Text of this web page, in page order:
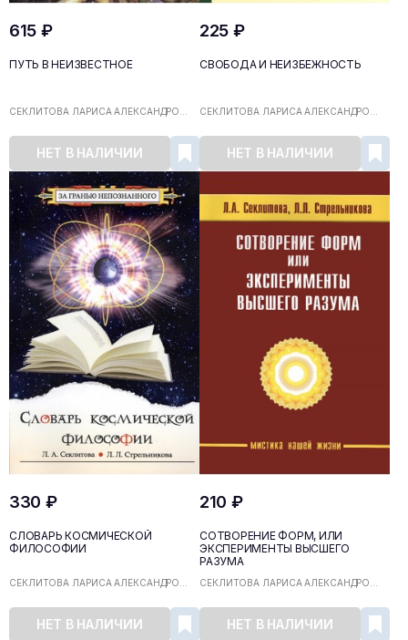
615 ₽
ПУТЬ В НЕИЗВЕСТНОЕ
СЕКЛИТОВА ЛАРИСА АЛЕКСАНДРО...
НЕТ В НАЛИЧИИ
225 ₽
СВОБОДА И НЕИЗБЕЖНОСТЬ
СЕКЛИТОВА ЛАРИСА АЛЕКСАНДРО...
НЕТ В НАЛИЧИИ
330 ₽
СЛОВАРЬ КОСМИЧЕСКОЙ
ФИЛОСОФИИ
СЕКЛИТОВА ЛАРИСА АЛЕКСАНДРО...
НЕТ В НАЛИЧИИ
210 ₽
СОТВОРЕНИЕ ФОРМ, ИЛИ
ЭКСПЕРИМЕНТЫ ВЫСШЕГО
РАЗУМА
СЕКЛИТОВА ЛАРИСА АЛЕКСАНДРО...
НЕТ В НАЛИЧИИ